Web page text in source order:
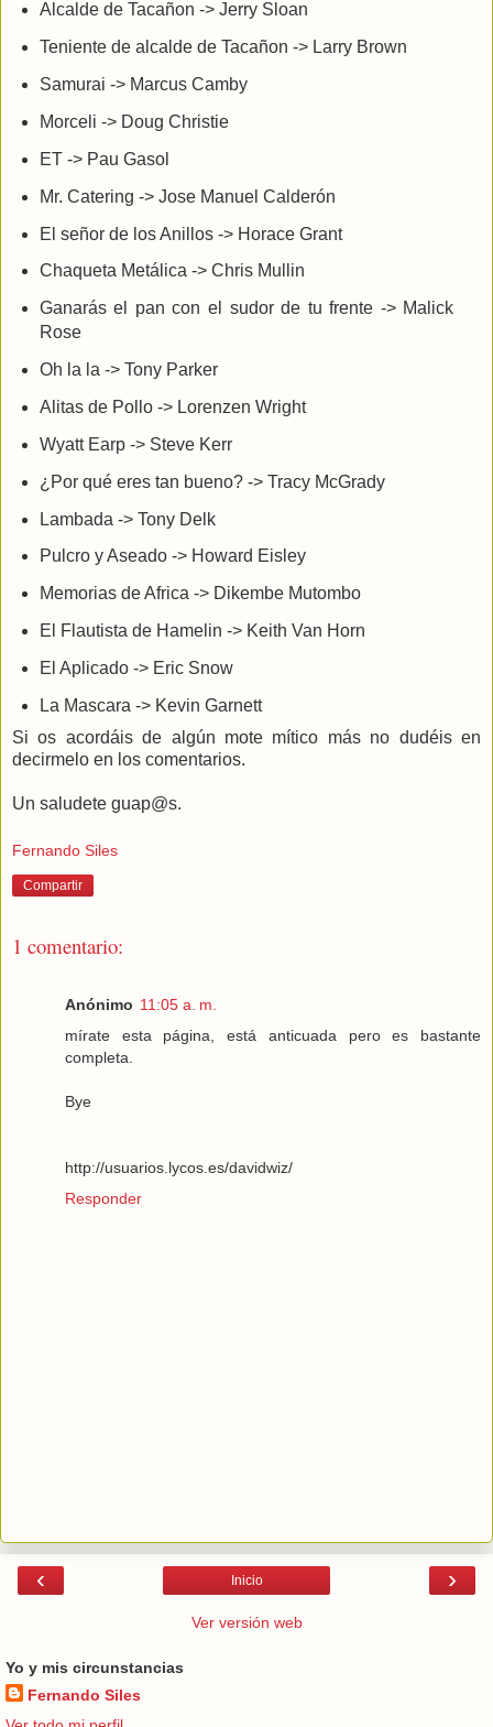
Alcalde de Tacañon -> Jerry Sloan
Teniente de alcalde de Tacañon -> Larry Brown
Samurai -> Marcus Camby
Morceli -> Doug Christie
ET -> Pau Gasol
Mr. Catering -> Jose Manuel Calderón
El señor de los Anillos -> Horace Grant
Chaqueta Metálica -> Chris Mullin
Ganarás el pan con el sudor de tu frente -> Malick
Rose
Oh la la -> Tony Parker
Alitas de Pollo -> Lorenzen Wright
Wyatt Earp -> Steve Kerr
¿Por qué eres tan bueno? -> Tracy McGrady
Lambada -> Tony Delk
Pulcro y Aseado -> Howard Eisley
Memorias de Africa -> Dikembe Mutombo
El Flautista de Hamelin -> Keith Van Horn
El Aplicado -> Eric Snow
La Mascara -> Kevin Garnett
Si os acordáis de algún mote mítico más no dudéis en
decirmelo en los comentarios.
Un saludete guap@s.
Fernando Siles
Compartir
1 comentario:
Anónimo 11:05 a. m.
mírate esta página, está anticuada pero es bastante
completa.
Bye
http://usuarios.lycos.es/davidwiz/
Responder
‹ ›
Inicio
Ver versión web
Yo y mis circunstancias
Fernando Siles